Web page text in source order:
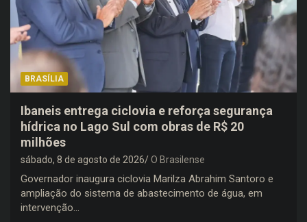
BRASÍLIA
Ibaneis entrega ciclovia e reforça segurança
hídrica no Lago Sul com obras de R$ 20
milhões
sábado, 8 de agosto de 2026 O Brasilense
Governador inaugura ciclovia Marilza Abrahim Santoro e
ampliação do sistema de abastecimento de água, em
intervenção…